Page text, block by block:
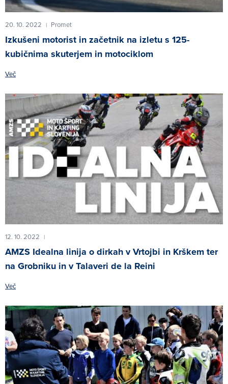
20. 10. 2022 | Promet
Izkušeni motorist in začetnik na izletu s 125-
kubičnima skuterjem in motociklom
Več
12. 10. 2022 |
AMZS Idealna linija o dirkah v Vrtojbi in Krškem ter
na Grobniku in v Talaveri de la Reini
Več